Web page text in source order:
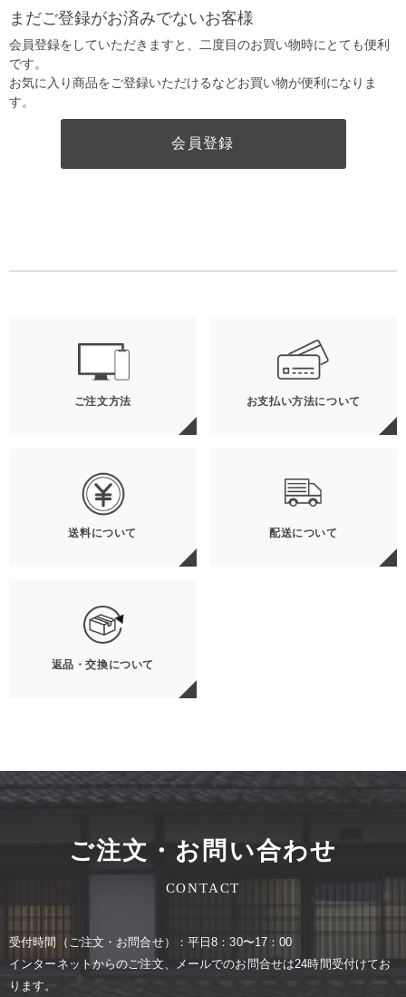
まだご登録がお済みでないお客様
会員登録をしていただきますと、二度目のお買い物時にとても便利
です。
お気に入り商品をご登録いただけるなどお買い物が便利になりま
す。
会員登録
ご注文方法 お支払い方法について
送料について 配送について
返品・交換について
ご注文・お問い合わせ
CONTACT
受付時間（ご注⽂・お問合せ）：平⽇8：30〜17：00
インターネットからのご注⽂、メールでのお問合せは24時間受付けてお
ります。